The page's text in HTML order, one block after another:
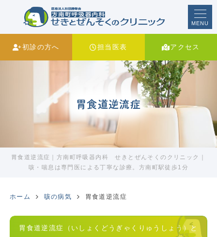
MENU
初診の方へ 担当医表 アクセス
胃食道逆流症
胃食道逆流症｜方南町呼吸器内科 せきとぜんそくのクリニック｜
咳・喘息は専門医による丁寧な診療。方南町駅徒歩1分
ホーム 咳の病気 胃食道逆流症
胃食道逆流症（いしょくどうぎゃくりゅうしょう）と